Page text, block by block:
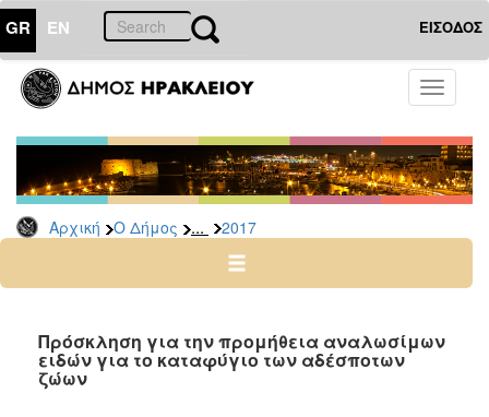
GR EN ΕΙΣΟΔΟΣ
Toggle
Αρχική Ο Δήμος ... 2017
ΔΗΜΟΣ
Δελτία
Τύπου
Αρχείο
2026
2024
2022
Πρόσκληση για την προμήθεια αναλωσίμων
ειδών για το καταφύγιο των αδέσποτων
ζώων